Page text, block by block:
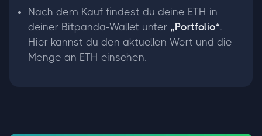
Nach dem Kauf findest du deine ETH in
deiner Bitpanda-Wallet unter „Portfolio“.
Hier kannst du den aktuellen Wert und die
Menge an ETH einsehen.